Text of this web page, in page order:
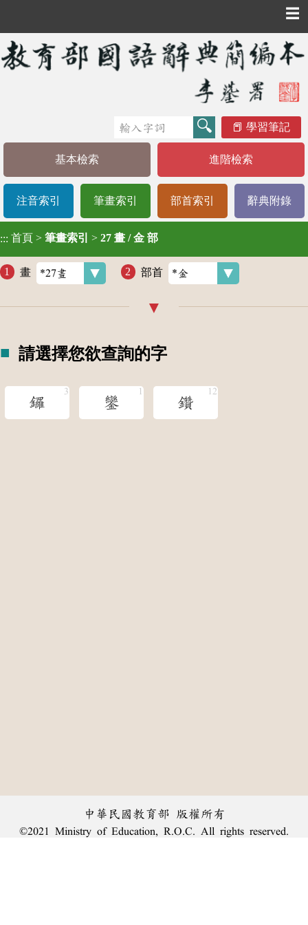
☰
學習筆記
基本檢索 進階檢索
注音索引 筆畫索引 部首索引 辭典附錄
::: 首頁 > 筆畫索引 > 27 畫 / 金 部
畫 部首
請選擇您欲查詢的字
鑼 鑾 鑽
中華民國教育部 版權所有
©2021 Ministry of Education, R.O.C. All rights reserved.